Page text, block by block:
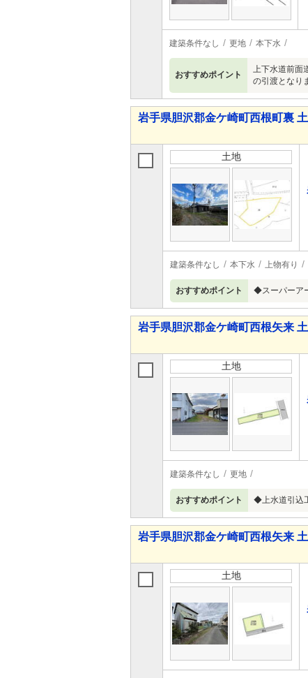
建築条件なし 更地 本下水
おすすめポイント
上下水道前面
の引渡となり
岩手県胆沢郡金ケ崎町西根町裏
土地
建築条件なし 本下水 上物有り
おすすめポイント ◆スーパーア
岩手県胆沢郡金ケ崎町西根矢来
土地
建築条件なし 更地
おすすめポイント ◆上水道引込
岩手県胆沢郡金ケ崎町西根矢来
土地